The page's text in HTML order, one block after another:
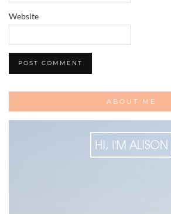
Website
ABOUT ME